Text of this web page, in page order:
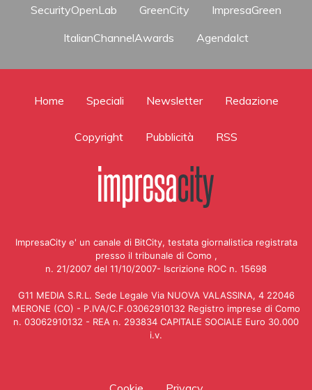
SecurityOpenLab
GreenCity
ImpresaGreen
ItalianChannelAwards
AgendaIct
Home Speciali Newsletter Redazione
Copyright Pubblicità RSS
ImpresaCity e' un canale di BitCity, testata giornalistica registrata
presso il tribunale di Como ,
n. 21/2007 del 11/10/2007- Iscrizione ROC n. 15698
G11 MEDIA S.R.L. Sede Legale Via NUOVA VALASSINA, 4 22046
MERONE (CO) - P.IVA/C.F.03062910132 Registro imprese di Como
n. 03062910132 - REA n. 293834 CAPITALE SOCIALE Euro 30.000
i.v.